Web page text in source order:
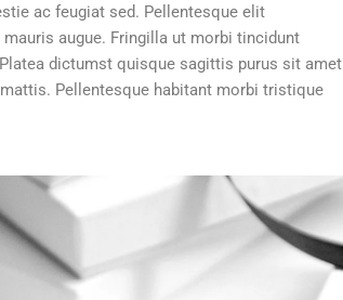
ac feugiat sed. Pellentesque elit
augue. Fringilla ut morbi tincidunt
dictumst quisque sagittis purus sit amet
Pellentesque habitant morbi tristique